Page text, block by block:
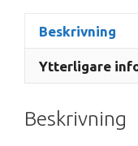
Beskrivning
Ytterligare
Beskrivning